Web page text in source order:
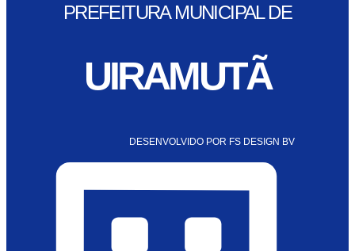
PREFEITURA MUNICIPAL DE
UIRAMUTÃ
DESENVOLVIDO POR FS DESIGN BV